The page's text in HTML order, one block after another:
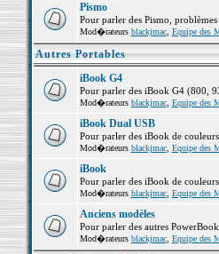
Pismo
Pour parler des Pismo,
Mod�rateurs blackjmac, Equipe des
Autres Portables
iBook G4
Pour parler des iBook G4 (800,
Mod�rateurs blackjmac, Equipe des
iBook Dual USB
Pour parler des iBook de
Mod�rateurs blackjmac, Equipe des
iBook
Pour parler des iBook de
Mod�rateurs blackjmac, Equipe des
Anciens modèles
Pour parler des autres
Mod�rateurs blackjmac, Equipe des